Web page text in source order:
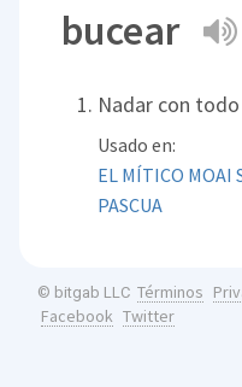
bucear
Nadar con
Usado en:
EL MÍTICO MOAI
PASCUA
© bitgab LLC Términos
Facebook Twitter